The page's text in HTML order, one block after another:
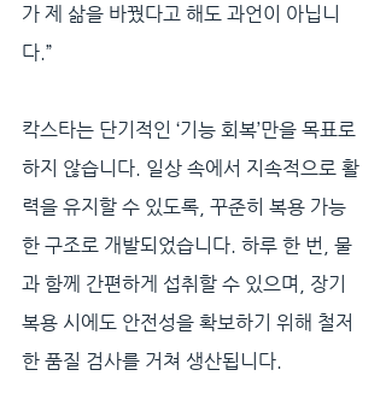
가 제 삶을 바꿨다고 해도 과언이 아닙니
다.”
칵스타는 단기적인 ‘기능 회복’만을 목표로
하지 않습니다. 일상 속에서 지속적으로 활
력을 유지할 수 있도록, 꾸준히 복용 가능
한 구조로 개발되었습니다. 하루 한 번, 물
과 함께 간편하게 섭취할 수 있으며, 장기
복용 시에도 안전성을 확보하기 위해 철저
한 품질 검사를 거쳐 생산됩니다.